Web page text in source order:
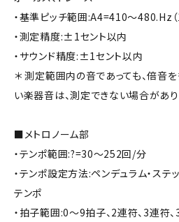
・基準ピッチ範囲:A4=410～480.Hz（
・測定精度:±1セント以内
・サウンド精度:±1セント以内
＊ 測定範囲内の音であっても、倍音
い楽器音は、測定できない場合があり
■メトロノーム部
・テンポ範囲:?=30～252回/分
・テンポ設定方法:ペンデュラム・ステッ
テンポ
・拍子範囲:0～9拍子、2連符、3連符